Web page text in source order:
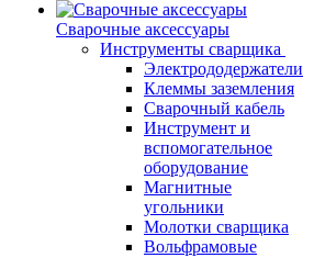
Сварочные аксессуары
Инструменты сварщика
Электрододержатели
Клеммы заземления
Сварочный кабель
Инструмент и
вспомогательное
оборудование
Магнитные
угольники
Молотки сварщика
Вольфрамовые